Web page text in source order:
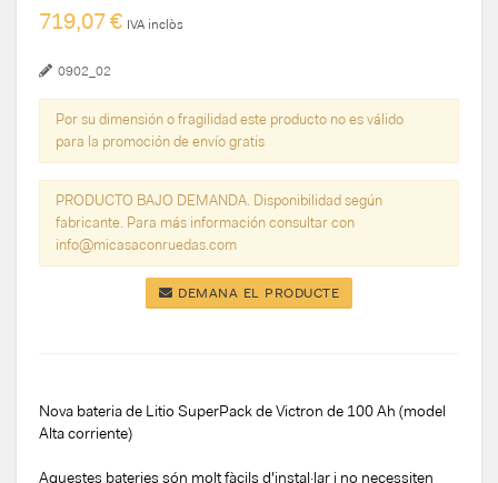
719,07 € IVA inclòs
0902_02
Por su dimensión o fragilidad este producto no es válido
para la promoción de envío gratis
PRODUCTO BAJO DEMANDA. Disponibilidad según
fabricante. Para más información consultar con
info@micasaconruedas.com
DEMANA EL PRODUCTE
Nova bateria de Litio SuperPack de Victron de 100 Ah (model
Alta corriente)
Aquestes bateries són molt fàcils d'instal·lar i no necessiten